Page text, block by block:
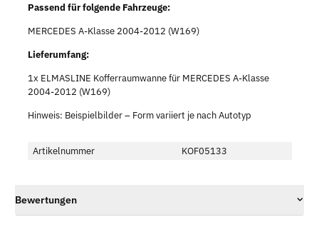
Passend für folgende Fahrzeuge:
MERCEDES A-Klasse 2004-2012 (W169)
Lieferumfang:
1x ELMASLINE Kofferraumwanne für MERCEDES A-Klasse
2004-2012 (W169)
Hinweis: Beispielbilder – Form variiert je nach Autotyp
Artikelnummer KOF05133
Bewertungen